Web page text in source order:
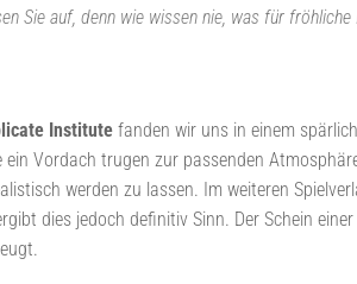
Sie auf, denn wie wissen nie, was für
Institute fanden wir uns in einem
ein Vordach trugen zur passenden
werden zu lassen. Im weiteren
dies jedoch definitiv Sinn. Der Schein